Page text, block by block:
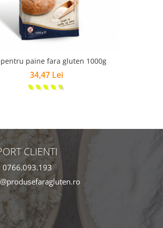
paine fara gluten 1000g
34,47 Lei
CLIENTI
0766.093.193